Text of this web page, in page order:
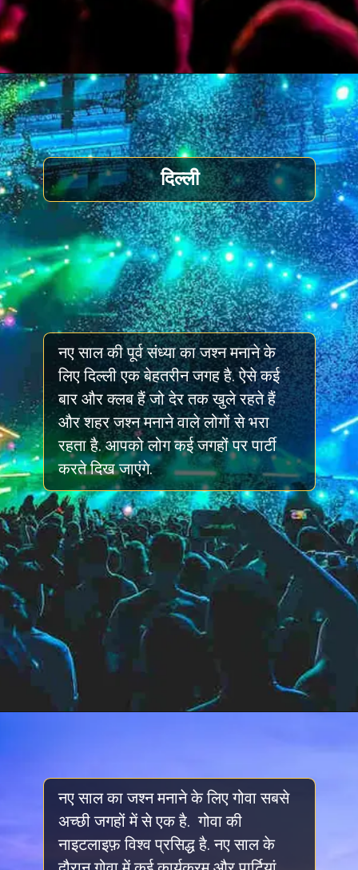
दिल्ली
नए साल की पूर्व संध्या का जश्न मनाने के
लिए दिल्ली एक बेहतरीन जगह है. ऐसे कई
बार और क्लब हैं जो देर तक खुले रहते हैं
और शहर जश्न मनाने वाले लोगों से भरा
रहता है. आपको लोग कई जगहों पर पार्टी
करते दिख जाएंगे.
नए साल का जश्न मनाने के लिए गोवा सबसे
अच्छी जगहों में से एक है. गोवा की
नाइटलाइफ़ विश्व प्रसिद्ध है. नए साल के